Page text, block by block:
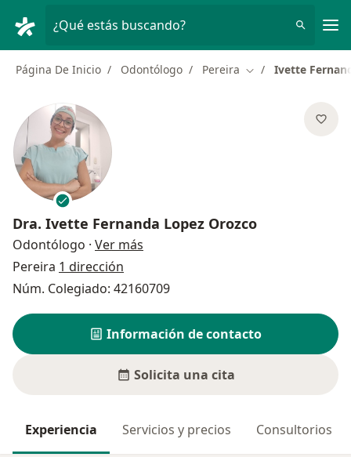
¿Qué estás buscando?
Página De Inicio Odontólogo Pereira Cambiar de ciudad
Ivette
Dra. Ivette Fernanda Lopez Orozco
Odontólogo · Ver más
Pereira 1 dirección
Núm. Colegiado: 42160709
Información de contacto
Solicita una cita
Experiencia Servicios y precios Consultorios